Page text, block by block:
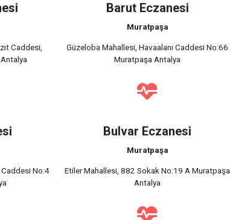
Caddesi,
Barut Eczanesi
Muratpaşa
Güzeloba Mahallesi, Havaalanı Caddesi No:66
Muratpaşa Antalya
No:4
Bulvar Eczanesi
Muratpaşa
Etiler Mahallesi, 882 Sokak No:19 A Muratpaşa
Antalya